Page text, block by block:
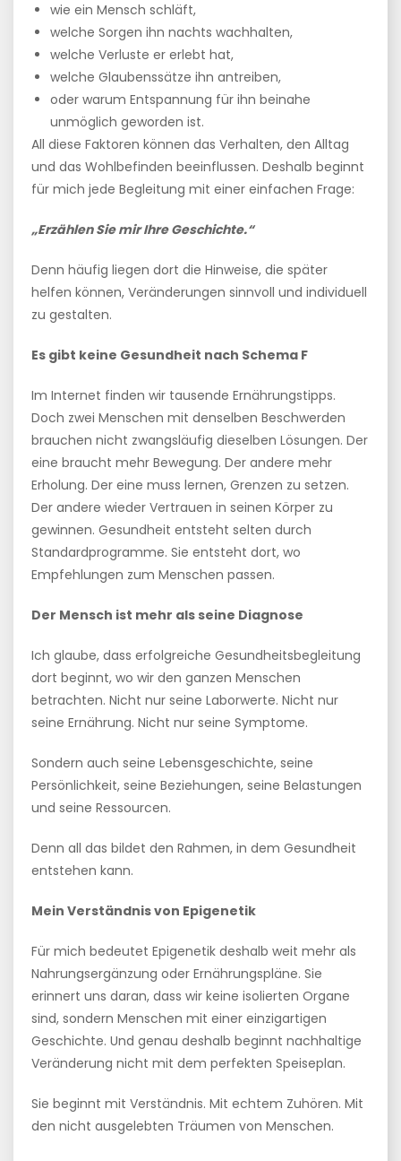
wie ein Mensch schläft,
welche Sorgen ihn nachts wachhalten,
welche Verluste er erlebt hat,
welche Glaubenssätze ihn antreiben,
oder warum Entspannung für ihn beinahe
unmöglich geworden ist.
All diese Faktoren können das Verhalten, den Alltag
und das Wohlbefinden beeinflussen. Deshalb beginnt
für mich jede Begleitung mit einer einfachen Frage:
„Erzählen Sie mir Ihre Geschichte.“
Denn häufig liegen dort die Hinweise, die später
helfen können, Veränderungen sinnvoll und individuell
zu gestalten.
Es gibt keine Gesundheit nach Schema F
Im Internet finden wir tausende Ernährungstipps.
Doch zwei Menschen mit denselben Beschwerden
brauchen nicht zwangsläufig dieselben Lösungen. Der
eine braucht mehr Bewegung. Der andere mehr
Erholung. Der eine muss lernen, Grenzen zu setzen.
Der andere wieder Vertrauen in seinen Körper zu
gewinnen. Gesundheit entsteht selten durch
Standardprogramme. Sie entsteht dort, wo
Empfehlungen zum Menschen passen.
Der Mensch ist mehr als seine Diagnose
Ich glaube, dass erfolgreiche Gesundheitsbegleitung
dort beginnt, wo wir den ganzen Menschen
betrachten. Nicht nur seine Laborwerte. Nicht nur
seine Ernährung. Nicht nur seine Symptome.
Sondern auch seine Lebensgeschichte, seine
Persönlichkeit, seine Beziehungen, seine Belastungen
und seine Ressourcen.
Denn all das bildet den Rahmen, in dem Gesundheit
entstehen kann.
Mein Verständnis von Epigenetik
Für mich bedeutet Epigenetik deshalb weit mehr als
Nahrungsergänzung oder Ernährungspläne. Sie
erinnert uns daran, dass wir keine isolierten Organe
sind, sondern Menschen mit einer einzigartigen
Geschichte. Und genau deshalb beginnt nachhaltige
Veränderung nicht mit dem perfekten Speiseplan.
Sie beginnt mit Verständnis. Mit echtem Zuhören. Mit
den nicht ausgelebten Träumen von Menschen.